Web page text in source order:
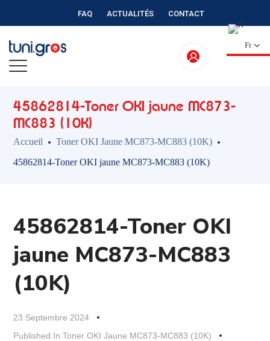
FAQ ACTUALITÉS CONTACT
Fr
45862814-Toner OKI jaune MC873-
MC883 (10K)
Accueil
Toner OKI Jaune MC873-MC883 (10K)
45862814-Toner OKI jaune MC873-MC883 (10K)
45862814-Toner OKI
jaune MC873-MC883
(10K)
23 Septembre 2024
Published InToner OKI Jaune MC873-MC883 (10K)